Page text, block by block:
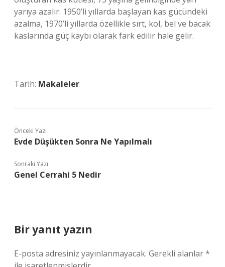
yarıya azalır. 1950’li yıllarda başlayan kas gücündeki
azalma, 1970’li yıllarda özellikle sırt, kol, bel ve bacak
kaslarında güç kaybı olarak fark edilir hale gelir.
Tarih: Makaleler
Önceki Yazı
Evde Düşükten Sonra Ne Yapılmalı
Sonraki Yazı
Genel Cerrahi 5 Nedir
Bir yanıt yazın
E-posta adresiniz yayınlanmayacak. Gerekli alanlar*